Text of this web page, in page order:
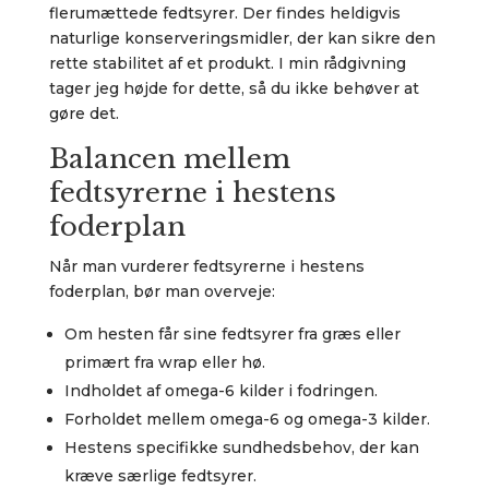
flerumættede fedtsyrer. Der findes heldigvis
naturlige konserveringsmidler, der kan sikre den
rette stabilitet af et produkt. I min rådgivning
tager jeg højde for dette, så du ikke behøver at
gøre det.
Balancen mellem
fedtsyrerne i hestens
foderplan
Når man vurderer fedtsyrerne i hestens
foderplan, bør man overveje:
Om hesten får sine fedtsyrer fra græs eller
primært fra wrap eller hø.
Indholdet af omega-6 kilder i fodringen.
Forholdet mellem omega-6 og omega-3 kilder.
Hestens specifikke sundhedsbehov, der kan
kræve særlige fedtsyrer.